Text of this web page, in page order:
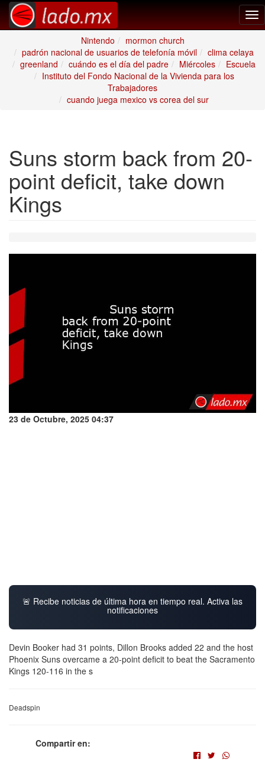
Nintendo
mormon church
padrón nacional de usuarios de telefonía móvil
clima celaya
greenland
cuándo es el día del padre Miércoles
Escuela
Instituto del Fondo Nacional de la Vivienda para los
Trabajadores
cuando juega mexico vs corea del sur
Suns storm back from 20-
point deficit, take down
Kings
23 de Octubre, 2025 04:37
🚨 Recibe noticias de última hora en tiempo real. Activa las
notificaciones
Devin Booker had 31 points, Dillon Brooks added 22 and the host
Phoenix Suns overcame a 20-point deficit to beat the Sacramento
Kings 120-116 in the s
Deadspin
Compartir en: